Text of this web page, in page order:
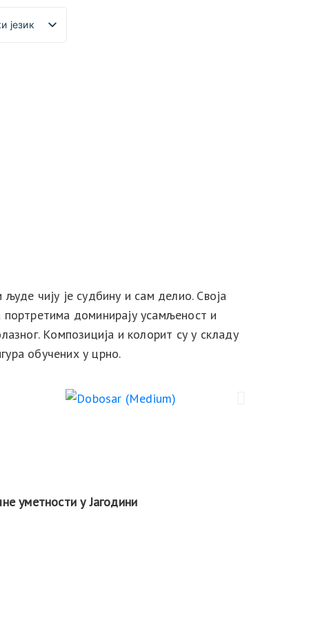
језик
чију је судбину и сам делио. Своја
доминирају усамљеност и
Kомпозиција и колорит су у складу
обучених у црно.
уметности у Јагодини